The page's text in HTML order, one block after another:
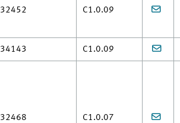
32452 C1.0.09
34143 C1.0.09
32468 C1.0.07